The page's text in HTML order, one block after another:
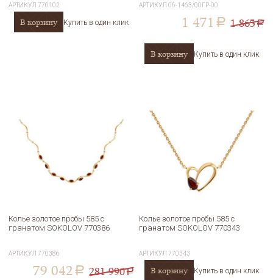
АРТИКУЛ 770102
В корзину Купить в один клик
АРТИКУЛ06-1463/00ГР-00
1 471 a 1 865a
В корзину Купить в один клик
Колье золотое пробы 585 с
гранатом SOKOLOV 770386
АРТИКУЛ770386
79 042 a 281 990a
Колье золотое пробы 585 с
гранатом SOKOLOV 770343
АРТИКУЛ770343
В корзину Купить в один клик